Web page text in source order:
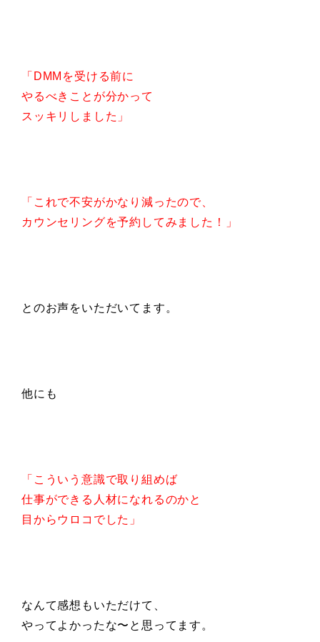
「DMMを受ける前に
やるべきことが分かって
スッキリしました」
「これで不安がかなり減ったので、
カウンセリングを予約してみました！」
とのお声をいただいてます。
他にも
「こういう意識で取り組めば
仕事ができる人材になれるのかと
目からウロコでした」
なんて感想もいただけて、
やってよかったな〜と思ってます。